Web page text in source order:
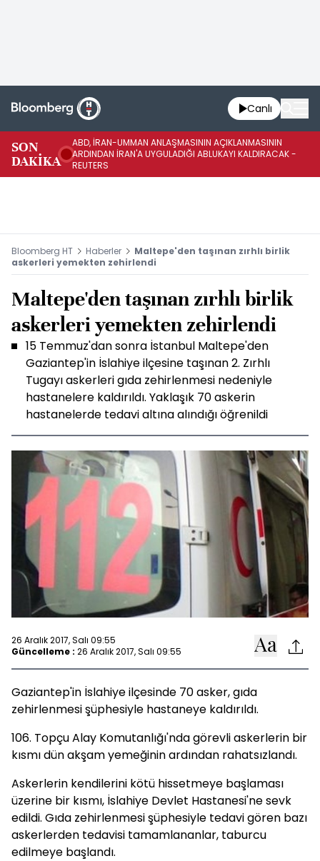
Canlı
SON
DAKİKA
ABD, İRAN-UMMAN ANLAŞMASININ AÇIKLANMASININ
ARDINDAN İRAN'A UYGULADIĞI ABLUKAYI KALDIRACAK -
REUTERS
Bloomberg HT Haberler
Maltepe'den taşınan zırhlı birlik
askerleri yemekten zehirlendi
Maltepe'den taşınan zırhlı birlik
askerleri yemekten zehirlendi
15 Temmuz'dan sonra İstanbul Maltepe'den
Gaziantep'in İslahiye ilçesine taşınan 2. Zırhlı
Tugayı askerleri gıda zehirlenmesi nedeniyle
hastanelere kaldırıldı. Yaklaşık 70 askerin
hastanelerde tedavi altına alındığı öğrenildi
26 Aralık 2017, Salı 09:55
Güncelleme : 26 Aralık 2017, Salı 09:55
Gaziantep'in İslahiye ilçesinde 70 asker, gıda
zehirlenmesi şüphesiyle hastaneye kaldırıldı.
106. Topçu Alay Komutanlığı'nda görevli askerlerin bir
kısmı dün akşam yemeğinin ardından rahatsızlandı.
Askerlerin kendilerini kötü hissetmeye başlaması
üzerine bir kısmı, İslahiye Devlet Hastanesi'ne sevk
edildi. Gıda zehirlenmesi şüphesiyle tedavi gören bazı
askerlerden tedavisi tamamlananlar, taburcu
edilmeye başlandı.